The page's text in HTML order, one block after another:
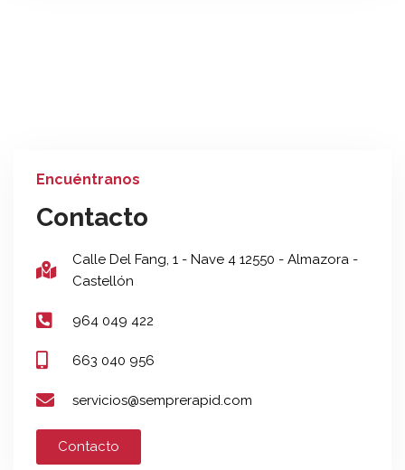
Encuéntranos
Contacto
Calle Del Fang, 1 - Nave 4 12550 - Almazora -
Castellón
964 049 422
663 040 956
servicios@semprerapid.com
Contacto